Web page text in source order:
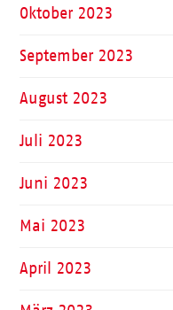
Oktober 2023
September 2023
August 2023
Juli 2023
Juni 2023
Mai 2023
April 2023